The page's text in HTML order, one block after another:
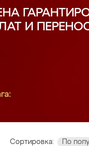
И
Сортировка: По